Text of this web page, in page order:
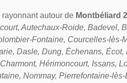
autour de Montbéliard
Autechaux-Roide, Badevel,
Fontaine, Courcelles-lès-
Dasle, Dung, Échenans, Écot,
Hérimoncourt, Issans,
Nommay, Pierrefontaine-